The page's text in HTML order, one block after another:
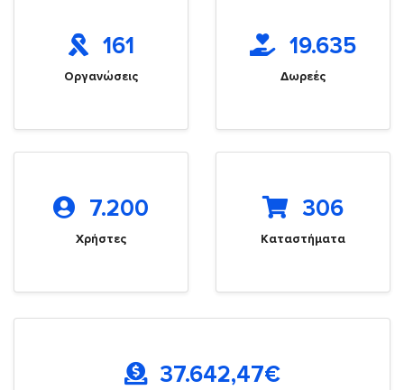
161
Οργανώσεις
19.635
Δωρεές
7.200
Χρήστες
306
Καταστήματα
37.642,47€